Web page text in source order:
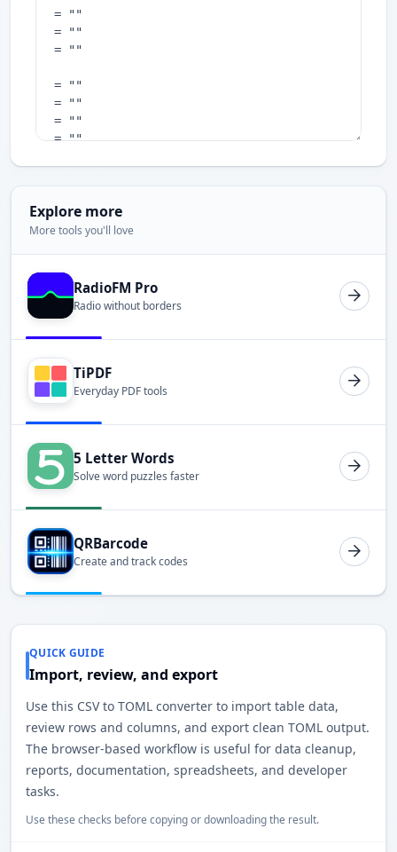
Explore more
More tools you'll love
RadioFM Pro
Radio without borders
TiPDF
Everyday PDF tools
5 Letter Words
Solve word puzzles faster
QRBarcode
Create and track codes
QUICK GUIDE
Import, review, and export
Use this CSV to TOML converter to import table data,
review rows and columns, and export clean TOML output.
The browser-based workflow is useful for data cleanup,
reports, documentation, spreadsheets, and developer
tasks.
Use these checks before copying or downloading the result.